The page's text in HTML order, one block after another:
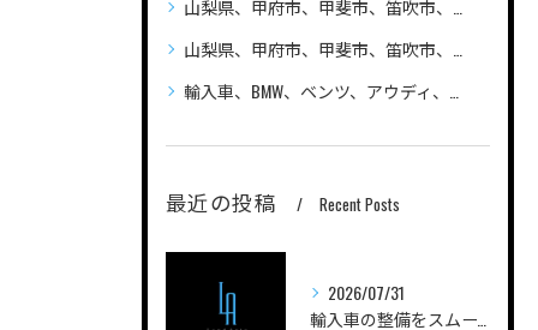
山梨県、甲府市、甲斐市、笛吹市、昭和町、自動車（普通車、軽自動車、ハイブリッド車）の車検、整備、修理なら笛吹市のLandAuto（ランドオート）へご相談ください 安い
山梨県、甲府市、甲斐市、笛吹市、昭和町、輸入車の車検、整備、修理なら笛吹市のLandAuto（ランドオート）へご相談ください
輸入車、BMW、ベンツ、アウディ、ジープ、プジョー、フォルクスワーゲン、ポルシェ、自動車の車検、整備、修理ならLandAutoへご相談ください
最近の投稿 Recent Posts
2026/07/31